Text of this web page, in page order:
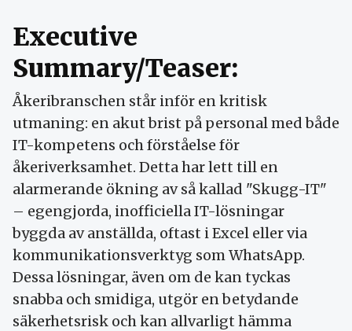
Executive
Summary/Teaser:
Åkeribranschen står inför en kritisk
utmaning: en akut brist på personal med både
IT-kompetens och förståelse för
åkeriverksamhet. Detta har lett till en
alarmerande ökning av så kallad "Skugg-IT"
– egengjorda, inofficiella IT-lösningar
byggda av anställda, oftast i Excel eller via
kommunikationsverktyg som WhatsApp.
Dessa lösningar, även om de kan tyckas
snabba och smidiga, utgör en betydande
säkerhetsrisk och kan allvarligt hämma